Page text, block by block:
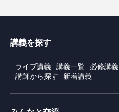
講義を探す
ライブ講義 講義一覧 必修講義
講師から探す
新着講義